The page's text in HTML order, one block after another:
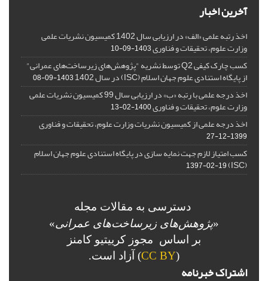
آخرین اخبار
اخذ رتبه علمی «الف» در ارزیابی سال 1402 کمیسیون نشریات علمی
وزارت علوم، تحقیقات و فناوری1403-09-10
کسب چارک کیفی Q2 توسط نشریه "پژوهش‌های زیرساخت‌های عمرانی"
از پایگاه استنادی علوم جهان اسلام (ISC) در سال 1402 1403-09-08
اخذ درجه علمی با رتبه «ب» در ارزیابی سال 99 کمیسیون نشریات علمی
وزارت علوم، تحقیقات و فناوری1400-02-13
اخذ درجه علمی از کمیسیون نشریات وزارت علوم، تحقیقات و فناوری
1399-12-27
کسب امتیاز لازم جهت نمایه سازی در پایگاه استنادی علوم جهان اسلام
(ISC)
1397-02-19
دسترسی به مقالات مجله
«پژوهش‌های زیرساخت‌های عمرانی»
بر اساس مجوز کرییتیو کامنز
(
CC BY) آزاد است.
اشتراک خبرنامه